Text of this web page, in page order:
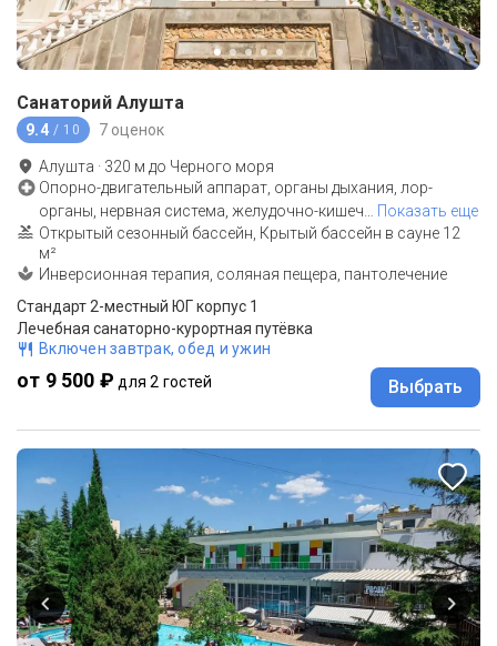
Санаторий Алушта
9.4 / 10 7 оценок
Алушта · 320 м до Черного моря
Опорно-двигательный аппарат, органы дыхания, лор-
органы, нервная система, желудочно-кишеч… Показать еще
Открытый сезонный бассейн, Крытый бассейн в сауне 12
м²
Инверсионная терапия, соляная пещера, пантолечение
Стандарт 2-местный ЮГ корпус 1
Лечебная санаторно-курортная путёвка
Включен завтрак, обед и ужин
от 9 500 ₽ для 2 гостей Выбрать